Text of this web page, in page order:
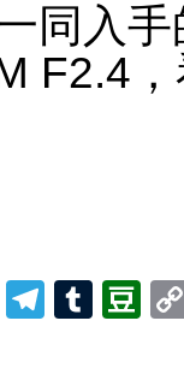
同入
F2.4
WeChat